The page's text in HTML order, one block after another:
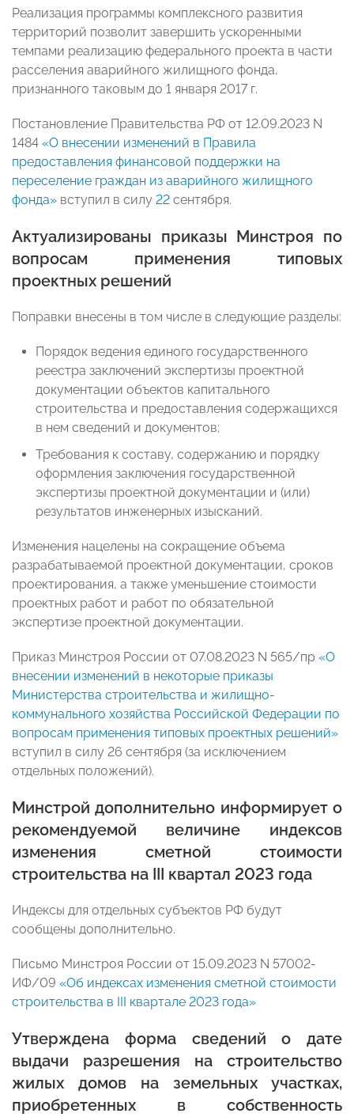
Реализация программы комплексного развития
территорий позволит завершить ускоренными
темпами реализацию федерального проекта в части
расселения аварийного жилищного фонда,
признанного таковым до 1 января 2017 г.
Постановление Правительства РФ от 12.09.2023 N
1484 «О внесении изменений в Правила
предоставления финансовой поддержки на
переселение граждан из аварийного жилищного
фонда» вступил в силу 22 сентября.
Актуализированы приказы Минстроя по
вопросам применения типовых
проектных решений
Поправки внесены в том числе в следующие разделы:
Порядок ведения единого государственного
реестра заключений экспертизы проектной
документации объектов капитального
строительства и предоставления содержащихся
в нем сведений и документов;
Требования к составу, содержанию и порядку
оформления заключения государственной
экспертизы проектной документации и (или)
результатов инженерных изысканий.
Изменения нацелены на сокращение объема
разрабатываемой проектной документации, сроков
проектирования, а также уменьшение стоимости
проектных работ и работ по обязательной
экспертизе проектной документации.
Приказ Минстроя России от 07.08.2023 N 565/пр «О
внесении изменений в некоторые приказы
Министерства строительства и жилищно-
коммунального хозяйства Российской Федерации по
вопросам применения типовых проектных решений»
вступил в силу 26 сентября (за исключением
отдельных положений).
Минстрой дополнительно информирует о
рекомендуемой величине индексов
изменения сметной стоимости
строительства на III квартал 2023 года
Индексы для отдельных субъектов РФ будут
сообщены дополнительно.
Письмо Минстроя России от 15.09.2023 N 57002-
ИФ/09 «Об индексах изменения сметной стоимости
строительства в III квартале 2023 года»
Утверждена форма сведений о дате
выдачи разрешения на строительство
жилых домов на земельных участках,
приобретенных в собственность